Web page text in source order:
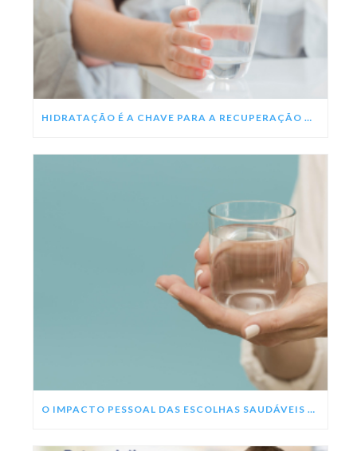
HIDRATAÇÃO É A CHAVE PARA A RECUPERAÇÃO DA DENGUE
O IMPACTO PESSOAL DAS ESCOLHAS SAUDÁVEIS NESSE ANO